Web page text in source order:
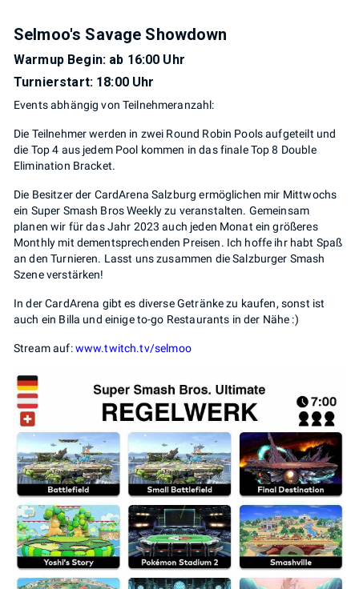
Selmoo's Savage Showdown
Warmup Begin: ab 16:00 Uhr
Turnierstart: 18:00 Uhr
Events abhängig von Teilnehmeranzahl:
Die Teilnehmer werden in zwei Round Robin Pools aufgeteilt und
die Top 4 aus jedem Pool kommen in das finale Top 8 Double
Elimination Bracket.
Die Besitzer der CardArena Salzburg ermöglichen mir Mittwochs
ein Super Smash Bros Weekly zu veranstalten. Gemeinsam
planen wir für das Jahr 2023 auch jeden Monat ein größeres
Monthly mit dementsprechenden Preisen. Ich hoffe ihr habt Spaß
an den Turnieren. Lasst uns zusammen die Salzburger Smash
Szene verstärken!
In der CardArena gibt es diverse Getränke zu kaufen, sonst ist
auch ein Billa und einige to-go Restaurants in der Nähe :)
Stream auf:www.twitch.tv/selmoo